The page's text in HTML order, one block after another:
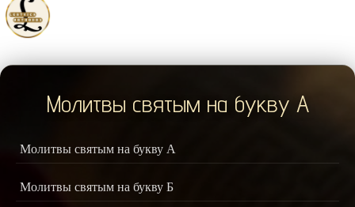
Молитвы святым на букву А
Молитвы святым на букву А
Молитвы святым на букву Б